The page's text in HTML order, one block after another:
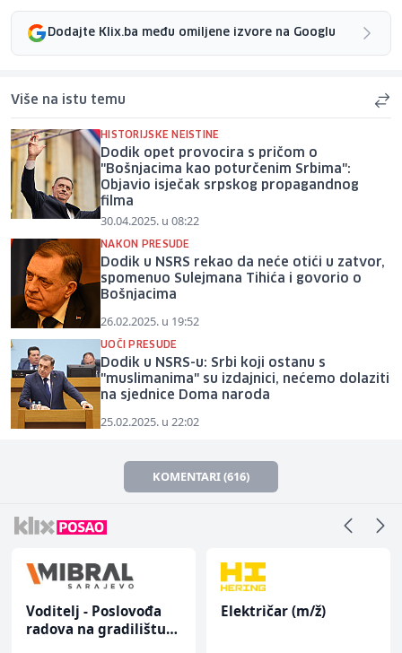
Dodajte Klix.ba među omiljene izvore na Googlu
Više na istu temu
HISTORIJSKE NEISTINE
Dodik opet provocira s pričom o
"Bošnjacima kao poturčenim Srbima":
Objavio isječak srpskog propagandnog
filma
30.04.2025. u 08:22
NAKON PRESUDE
Dodik u NSRS rekao da neće otići u zatvor,
spomenuo Sulejmana Tihića i govorio o
Bošnjacima
26.02.2025. u 19:52
UOČI PRESUDE
Dodik u NSRS-u: Srbi koji ostanu s
"muslimanima" su izdajnici, nećemo dolaziti
na sjednice Doma naroda
25.02.2025. u 22:02
KOMENTARI (616)
Voditelj - Poslovođa
radova na gradilištu
Električar (m/ž)